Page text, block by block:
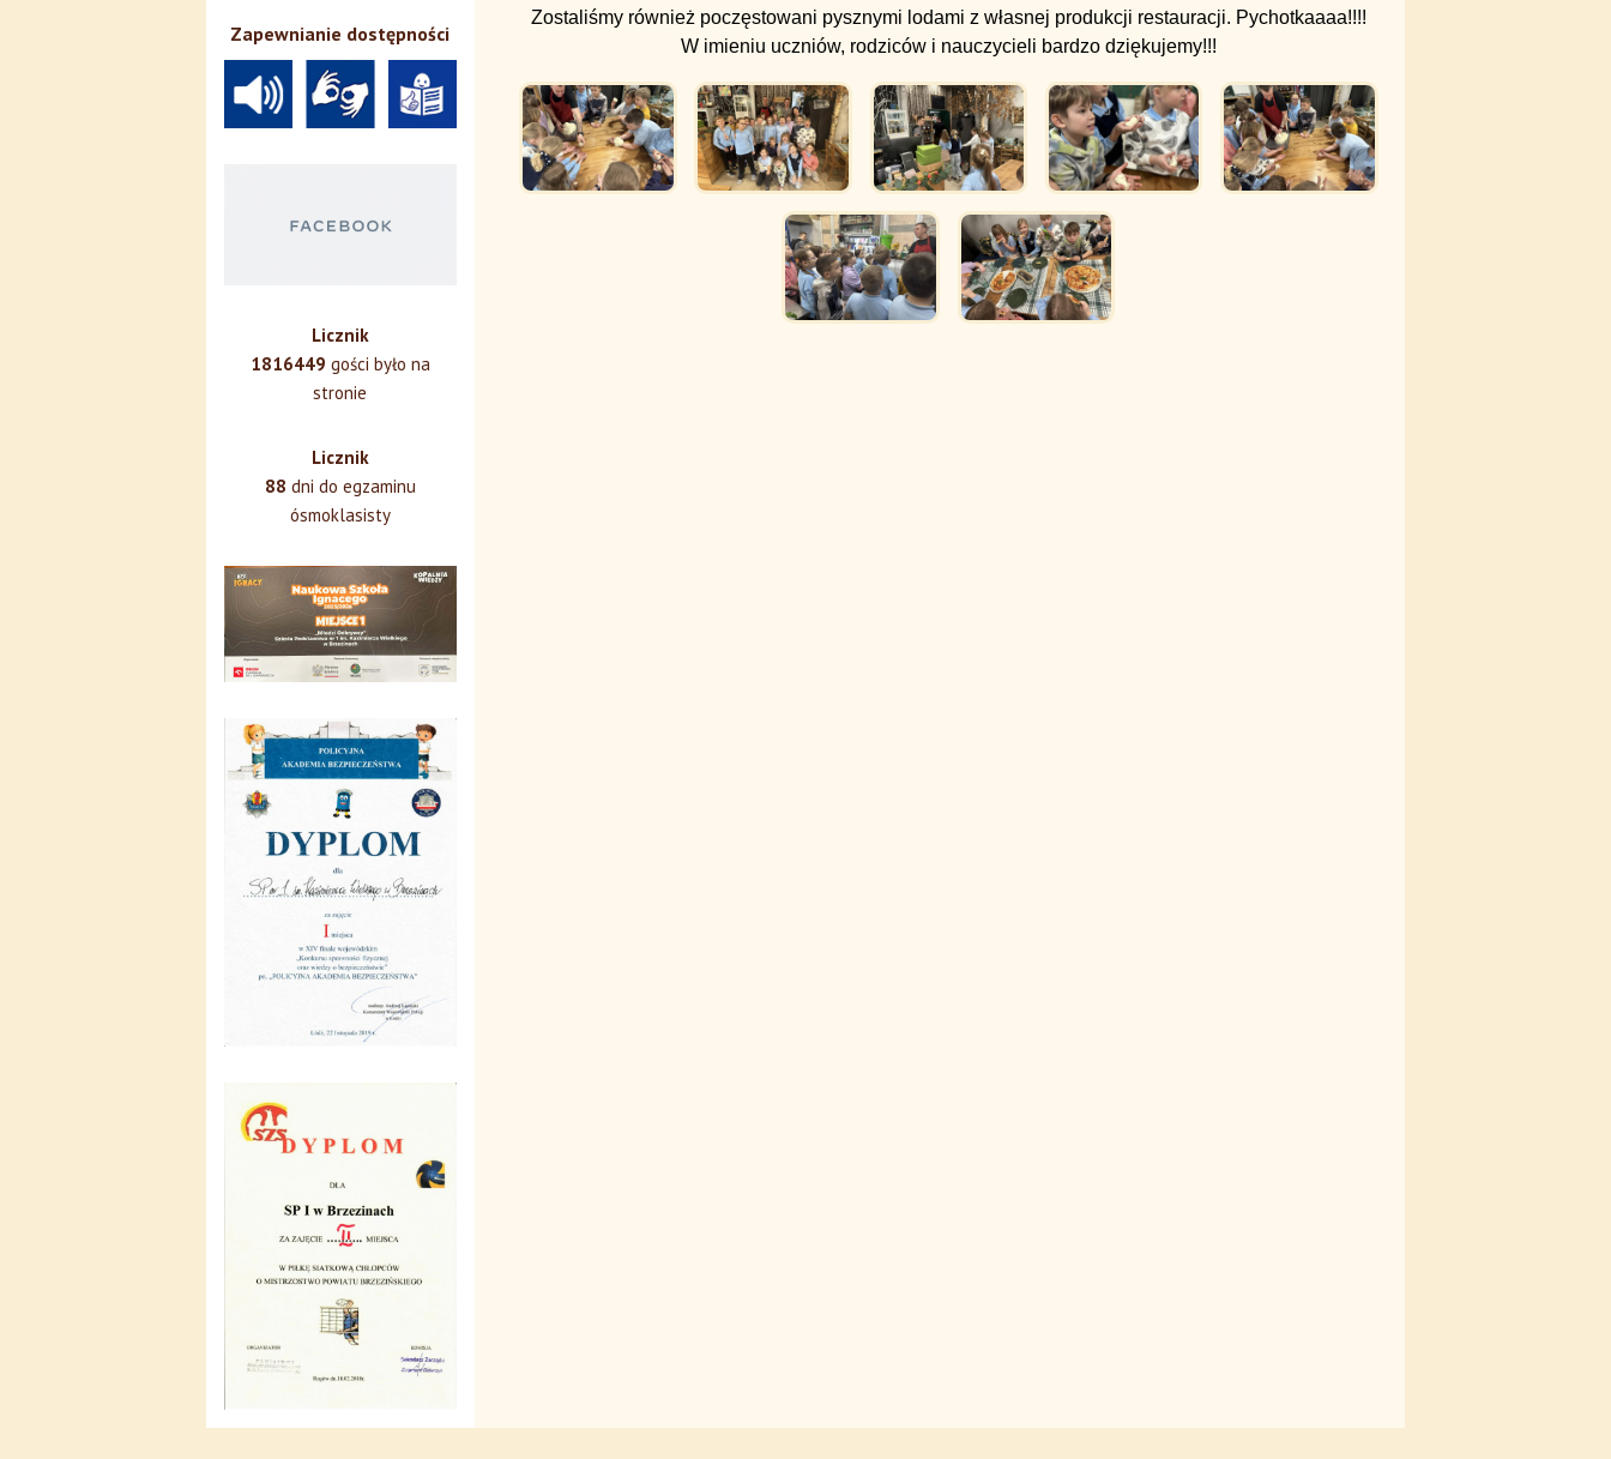
Zostaliśmy również poczęstowani pysznymi lodami z własnej produkcji restauracji. Pychotkaaaa!!!!
W imieniu uczniów, rodziców i nauczycieli bardzo dziękujemy!!!
Zapewnianie dostępności
Licznik
1816449 gości było na
stronie
Licznik
88 dni do egzaminu
ósmoklasisty